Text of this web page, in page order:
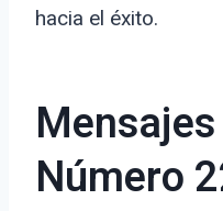
hacia el éxito.
Número